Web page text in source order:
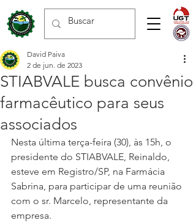
STIABVALE busca convênio
farmacêutico para seus
associados
David Paiva
2 de jun. de 2023
Nesta última terça-feira (30), às 15h, o
presidente do STIABVALE, Reinaldo,
esteve em Registro/SP, na Farmácia
Sabrina, para participar de uma reunião
com o sr. Marcelo, representante da
empresa.